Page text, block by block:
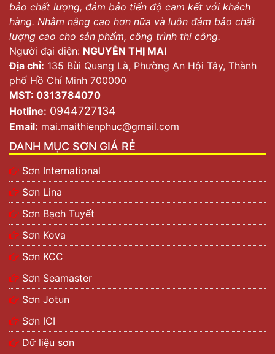
bảo chất lượng, đảm bảo tiến độ cam kết với khách
hàng. Nhằm nâng cao hơn nữa và luôn đảm bảo chất
lượng cao cho sản phẩm, công trình thi công.
Người đại diện: NGUYỄN THỊ MAI
Địa chỉ: 135 Bùi Quang Là, Phường An Hội Tây, Thành
phố Hồ Chí Minh 700000
MST: 0313784070
Hotline: 0944727134
Email: mai.maithienphuc@gmail.com
DANH MỤC SƠN GIÁ RẺ
Sơn International
Sơn Lina
Sơn Bạch Tuyết
Sơn Kova
Sơn KCC
Sơn Seamaster
Sơn Jotun
Sơn ICI
Dữ liệu sơn